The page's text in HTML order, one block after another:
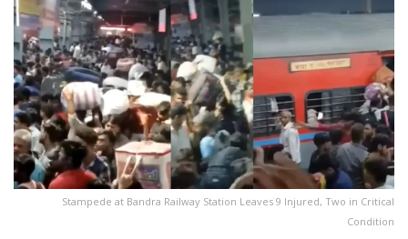
Stampede at Bandra Railway Station Leaves 9 Injured, Two in Critical
Condition